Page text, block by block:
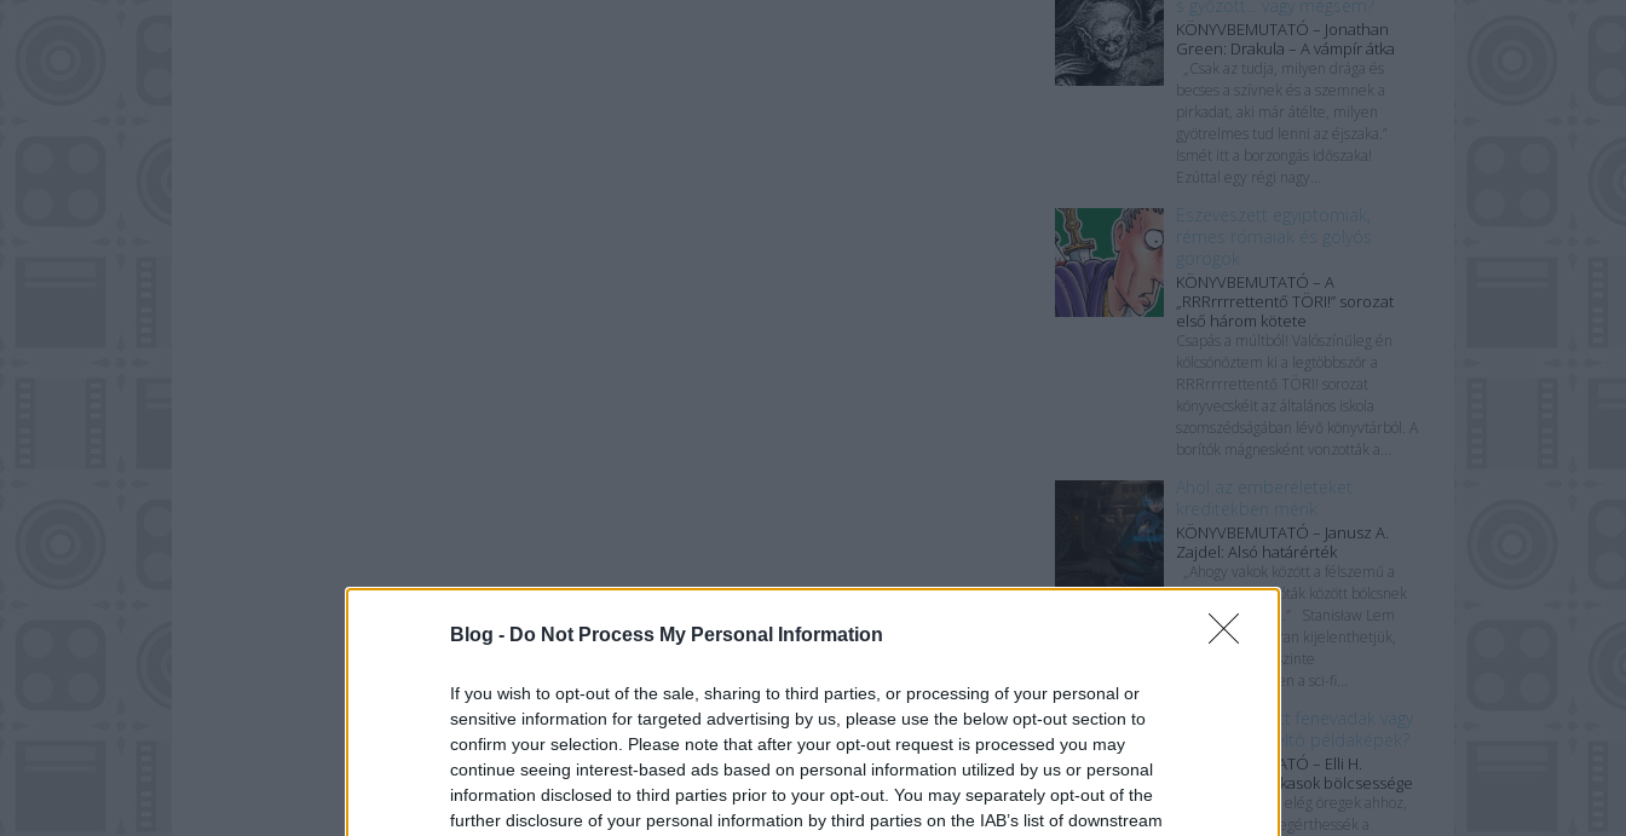
Blog - Do Not Process My Personal Information
If you wish to opt-out of the sale, sharing to third parties, or processing of your personal or
sensitive information for targeted advertising by us, please use the below opt-out section to
confirm your selection. Please note that after your opt-out request is processed you may
continue seeing interest-based ads based on personal information utilized by us or personal
information disclosed to third parties prior to your opt-out. You may separately opt-out of the
further disclosure of your personal information by third parties on the IAB’s list of downstream
s győzött... vagy mégsem?
KÖNYVBEMUTATÓ – Jonathan
Green: Drakula – A vámpír átka
„Csak az tudja, milyen drága és
becses a szívnek és a szemnek a
pirkadat, aki már átélte, milyen
gyötrelmes tud lenni az éjszaka.”
Ismét itt a borzongás időszaka!
Ezúttal egy régi nagy...
Eszeveszett egyiptomiak,
rémes rómaiak és golyós
görögök
KÖNYVBEMUTATÓ – A
„RRRrrrrettentő TÖRI!” sorozat
első három kötete
Csapás a múltból! Valószínűleg én
kölcsönöztem ki a legtöbbször a
RRRrrrrettentő TÖRI! sorozat
könyvecskéit az általános iskola
szomszédságában lévő könyvtárból. A
borítók mágnesként vonzották a...
Ahol az emberéleteket
kreditekben mérik
KÖNYVBEMUTATÓ – Janusz A.
Zajdel: Alsó határérték
„Ahogy vakok között a félszemű a
király, úgy az idióták között bölcsnek
tűnhet egy debil.” Stanisław Lem
említésekor bátran kijelenthetjük,
hogy személye szinte
megkerülhetetlen a sci-fi...
Megátalkodott fenevadak vagy
figyelemre méltó példaképek?
KÖNYVBEMUTATÓ – Elli H.
Radinger: A farkasok bölcsessége
„Csak a hegyek elég öregek ahhoz,
hogy igazából megérthessék a